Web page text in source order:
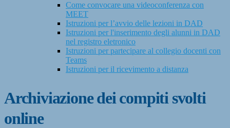
Come convocare una videoconferenza con
MEET
Istruzioni per l’avvio delle lezioni in DAD
Istruzioni per l'inserimento degli alunni in DAD
nel registro eletronico
Istruzioni per partecipare al collegio docenti con
Teams
Istruzioni per il ricevimento a distanza
Archiviazione dei compiti svolti
online